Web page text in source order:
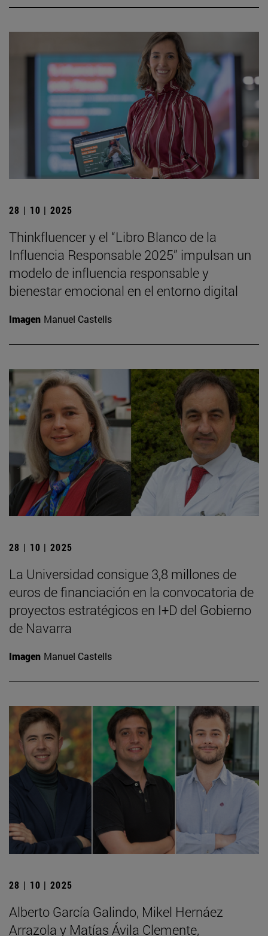
28 | 10 | 2025
Thinkfluencer y el “Libro Blanco de la
Influencia Responsable 2025” impulsan un
modelo de influencia responsable y
bienestar emocional en el entorno digital
Imagen Manuel Castells
28 | 10 | 2025
La Universidad consigue 3,8 millones de
euros de financiación en la convocatoria de
proyectos estratégicos en I+D del Gobierno
de Navarra
Imagen Manuel Castells
28 | 10 | 2025
Alberto García Galindo, Mikel Hernáez
Arrazola y Matías Ávila Clemente,